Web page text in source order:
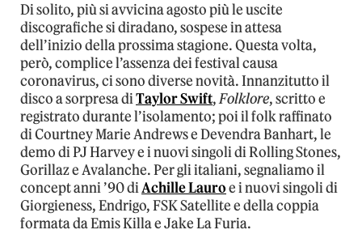
Di solito, più si avvicina agosto più le uscite
discografiche si diradano, sospese in attesa
dell’inizio della prossima stagione. Questa volta,
però, complice l’assenza dei festival causa
coronavirus, ci sono diverse novità. Innanzitutto il
disco a sorpresa diTaylor Swift,Folklore, scritto e
registrato durante l’isolamento; poi il folk raffinato
di Courtney Marie Andrews e Devendra Banhart, le
demo di PJ Harvey e i nuovi singoli di Rolling Stones,
Gorillaz e Avalanche. Per gli italiani, segnaliamo il
concept anni ’90 diAchille Lauroe i nuovi singoli di
Giorgieness, Endrigo, FSK Satellite e della coppia
formata da Emis Killa e Jake La Furia.